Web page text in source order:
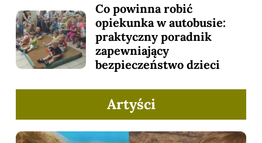
Co powinna robić
opiekunka w autobusie:
praktyczny poradnik
zapewniający
bezpieczeństwo dzieci
Artyści